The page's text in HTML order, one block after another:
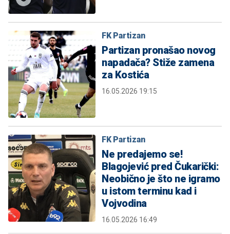
FK Partizan
Partizan pronašao novog
napadača? Stiže zamena
za Kostića
16.05.2026 19:15
FK Partizan
Ne predajemo se!
Blagojević pred Čukarički:
Neobično je što ne igramo
u istom terminu kad i
Vojvodina
16.05.2026 16:49